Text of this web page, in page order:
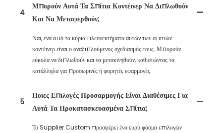
4
Μπορούν Αυτά Τα Σπίτια Κοντέινερ Να Διπλωθούν
Και Να Μεταφερθούν;
Ναι, ένα από τα κύρια πλεονεκτήματα αυτών των σπιτιών
κοντέινερ είναι ο αναδιπλούμενος σχεδιασμός τους. Μπορούν
εύκολα να διπλωθούν και να μετακινηθούν, καθιστώντας τα
κατάλληλα για προσωρινές ή φορητές εφαρμογές.
5
Ποιες Επιλογές Προσαρμογής Είναι Διαθέσιμες Για
Αυτά Τα Προκατασκευασμένα Σπίτια;
Το Supplier Custom προσφέρει ένα ευρύ φάσμα επιλογών